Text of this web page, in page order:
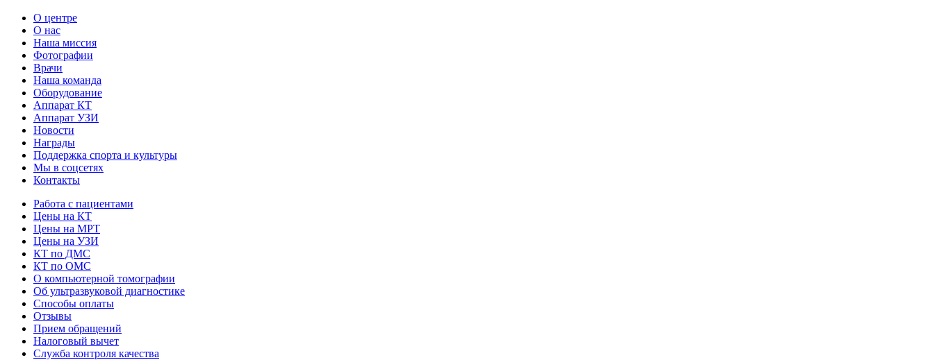
О центре
О нас
Наша миссия
Фотографии
Врачи
Наша команда
Оборудование
Аппарат КТ
Аппарат УЗИ
Новости
Награды
Поддержка спорта и культуры
Мы в соцсетях
Контакты
Работа с пациентами
Цены на КТ
Цены на МРТ
Цены на УЗИ
КТ по ДМС
КТ по ОМС
О компьютерной томографии
Об ультразвуковой диагностике
Способы оплаты
Отзывы
Прием обращений
Налоговый вычет
Служба контроля качества